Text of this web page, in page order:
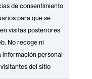
de consentimiento
para que se
visitas posteriores
No recoge ni
información personal
del sitio